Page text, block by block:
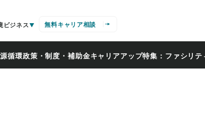
ビジネス 無料キャリア相談
循環政策・制度・補助金キャリアアップ特集：ファシリテ